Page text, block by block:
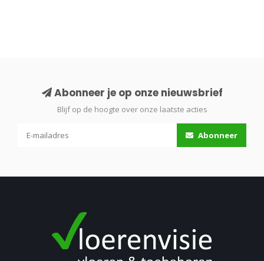
Abonneer je op onze nieuwsbrief
Blijf op de hoogte over onze laatste acties
Abonneer